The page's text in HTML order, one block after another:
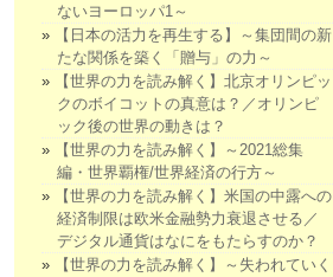
ないヨーロッパ1～
【日本の活力を再生する】～集団間の新
たな関係を築く「贈与」の力～
【世界の力を読み解く】北京オリンピッ
クのボイコットの真意は？／オリンピ
ック後の世界の動きは？
【世界の力を読み解く】～2021総集
編・世界覇権/世界経済の行方～
【世界の力を読み解く】米国の中露への
経済制限は欧米金融勢力衰退させる／
デジタル通貨はなにをもたらすのか？
【世界の力を読み解く】～失われていく